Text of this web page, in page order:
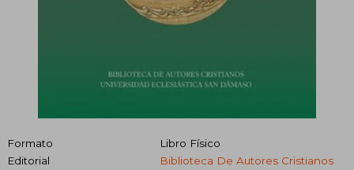
Formato
Libro Físico
Editorial
Biblioteca De Autores Cristianos